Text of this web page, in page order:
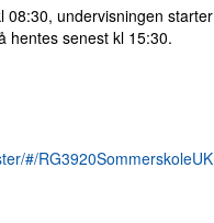
08:30, undervisningen starter
hentes senest kl 15:30.
#/